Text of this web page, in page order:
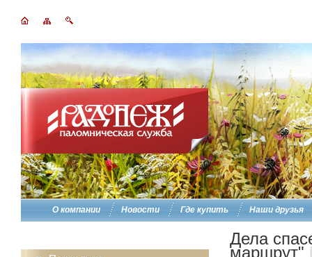
О компании Новости Где купить Наши друзья
Дела
маршрут"